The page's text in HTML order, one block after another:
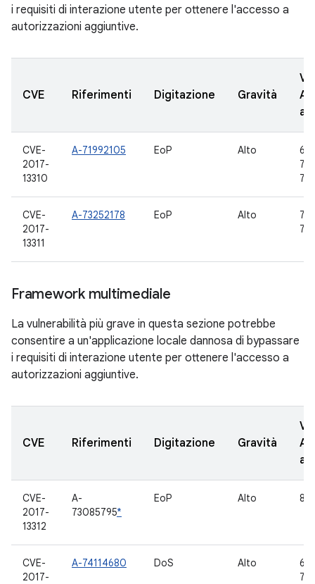
i requisiti di interazione utente per ottenere l'accesso a
autorizzazioni aggiuntive.
CVE Riferimenti Digitazione Gravità
CVE-
2017-
13310
A-71992105 EoP Alto
CVE-
2017-
13311
A-73252178 EoP Alto
Framework multimediale
La vulnerabilità più grave in questa sezione potrebbe
consentire a un'applicazione locale dannosa di bypassare
i requisiti di interazione utente per ottenere l'accesso a
autorizzazioni aggiuntive.
CVE Riferimenti Digitazione Gravità
CVE-
2017-
13312
A-
73085795*
EoP Alto 8.0
CVE-
2017-
A-74114680 DoS Alto